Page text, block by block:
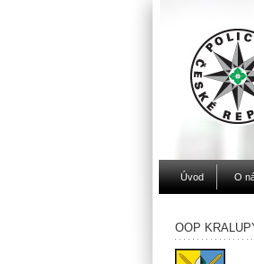
Úvod O
OOP